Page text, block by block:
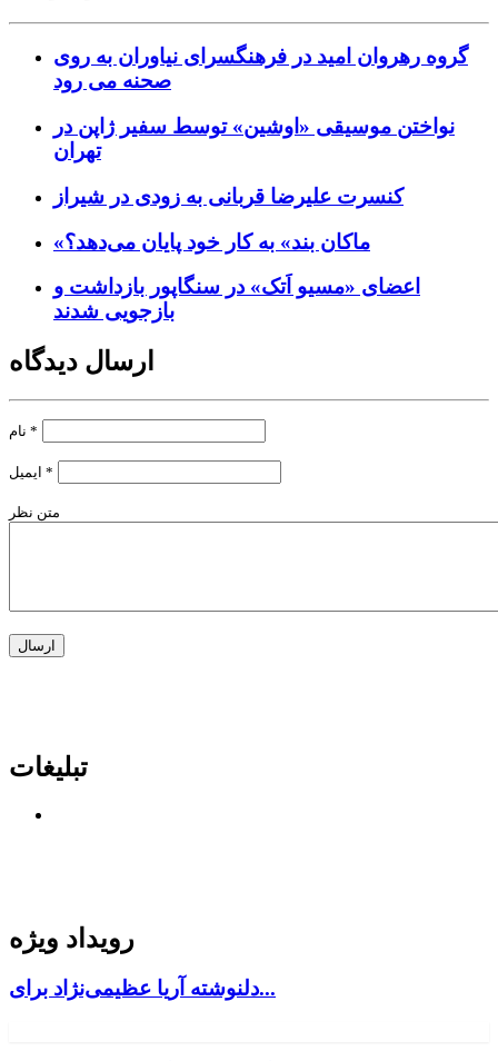
گروه رهروان امید در فرهنگسرای نیاوران به روی
صحنه می رود
نواختن موسیقی «اوشین» توسط سفیر ژاپن در
تهران
کنسرت علیرضا قربانی به زودی در شیراز
«ماکان بند» به کار خود پایان می‌دهد؟
اعضای «مسیو اَتک» در سنگاپور بازداشت و
بازجویی شدند
ارسال دیدگاه
*
*
متن نظر
تبلیغات
رویداد ویژه
دلنوشته آریا عظیمی‌نژاد برای...